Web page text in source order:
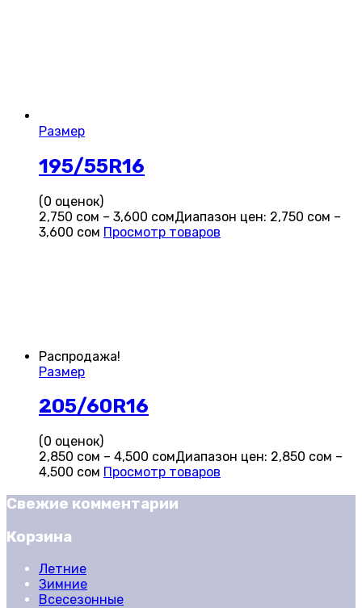
Размер
195/55R16
(0 оценок)
2,750 сом – 3,600 сомДиапазон цен: 2,750 сом –
3,600 сом Просмотр товаров
Распродажа!
Размер
205/60R16
(0 оценок)
2,850 сом – 4,500 сомДиапазон цен: 2,850 сом –
4,500 сом Просмотр товаров
Свежие комментарии
Корзина
Летние
Зимние
Всесезонные